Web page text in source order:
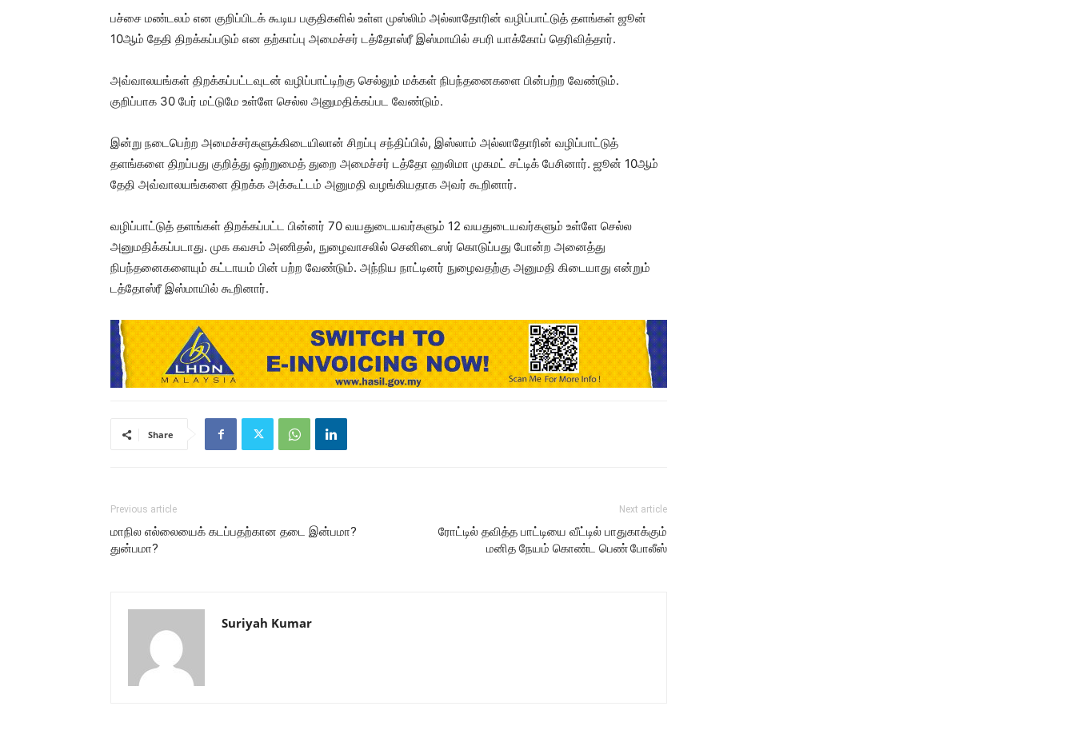
பச்சை மண்டலம் என குறிப்பிடக் கூடிய பகுதிகளில் உள்ள முஸ்லிம் அல்லாதோரின் வழிப்பாட்டுத் தளங்கள் ஜூன்
10ஆம் தேதி திறக்கப்படும் என தற்காப்பு அமைச்சர் டத்தோஸ்ரீ இஸ்மாயில் சபரி யாக்கோப் தெரிவித்தார்.
அவ்வாலயங்கள் திறக்கப்பட்டவுடன் வழிப்பாட்டிற்கு செல்லும் மக்கள் நிபந்தனைகளை பின்பற்ற வேண்டும்.
குறிப்பாக 30 பேர் மட்டுமே உள்ளே செல்ல அனுமதிக்கப்பட வேண்டும்.
இன்று நடைபெற்ற அமைச்சர்களுக்கிடையிலான் சிறப்பு சந்திப்பில், இஸ்லாம் அல்லாதோரின் வழிப்பாட்டுத்
தளங்களை திறப்பது குறித்து ஒற்றுமைத் துறை அமைச்சர் டத்தோ ஹலிமா முகமட் சட்டிக் பேசினார். ஜூன் 10ஆம்
தேதி அவ்வாலயங்களை திறக்க அக்கூட்டம் அனுமதி வழங்கியதாக அவர் கூறினார்.
வழிப்பாட்டுத் தளங்கள் திறக்கப்பட்ட பின்னர் 70 வயதுடையவர்களும் 12 வயதுடையவர்களும் உள்ளே செல்ல
அனுமதிக்கப்படாது. முக கவசம் அணிதல், நுழைவாசலில் செனிடைஸர் கொடுப்பது போன்ற அனைத்து
நிபந்தனைகளையும் கட்டாயம் பின் பற்ற வேண்டும். அந்நிய நாட்டினர் நுழைவதற்கு அனுமதி கிடையாது என்றும்
டத்தோஸ்ரீ இஸ்மாயில் கூறினார்.
Share
Previous article
மாநில எல்லையைக் கடப்பதற்கான தடை இன்பமா?
துன்பமா?
Next article
ரோட்டில் தவித்த பாட்டியை வீட்டில் பாதுகாக்கும்
மனித நேயம் கொண்ட பெண் போலீஸ்
Suriyah Kumar